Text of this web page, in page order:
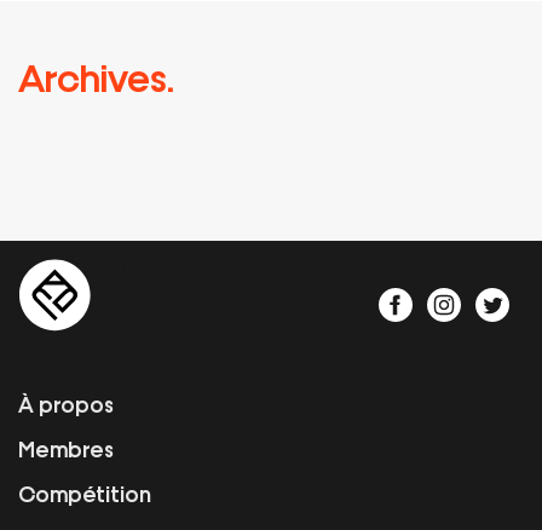
Archives.
À propos
Membres
Compétition